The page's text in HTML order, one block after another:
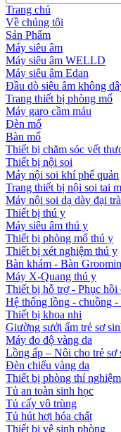
Trang chủ
Về chúng tôi
Sản Phẩm
Máy siêu âm
Máy siêu âm WELLD
Máy siêu âm Edan
Đầu dò siêu âm không
Trang thiết bị phòng mổ
Máy garo cầm máu
Đèn mổ
Bàn mổ
Thiết bị chăm sóc vết
Thiết bị nội soi
Máy nội soi khí phế quản
Trang thiết bị nội soi tai
Máy nội soi dạ dày đại
Thiết bị thú y
Máy siêu âm thú y
Thiết bị phòng mổ thú y
Thiết bị xét nghiệm thú y
Bàn khám - Bàn
Máy X-Quang thú y
Thiết bị hỗ trợ - Phục hồi
Hệ thống lồng - chuồng
Thiết bị khoa nhi
Giường sưởi ấm trẻ sơ
Máy đo độ vàng da
Lồng ấp – Nôi cho trẻ sơ
Đèn chiếu vàng da
Thiết bị phòng thí nghiệm
Tủ an toàn sinh học
Tủ cấy vô trùng
Tủ hút hơi hóa chất
Thiết bị vệ sinh phòng